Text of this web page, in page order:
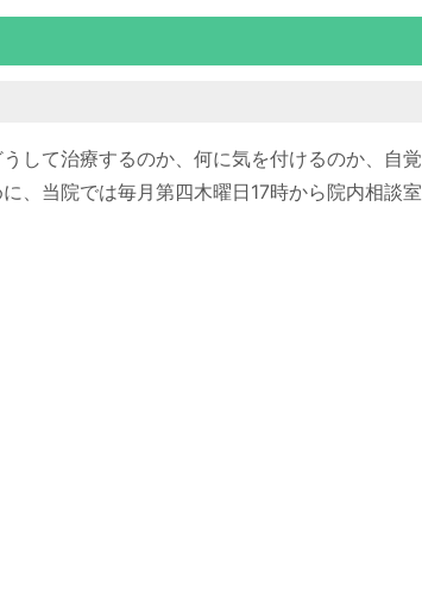
して治療するのか、何に気を付けるのか、自覚
、当院では毎月第四木曜日17時から院内相談室